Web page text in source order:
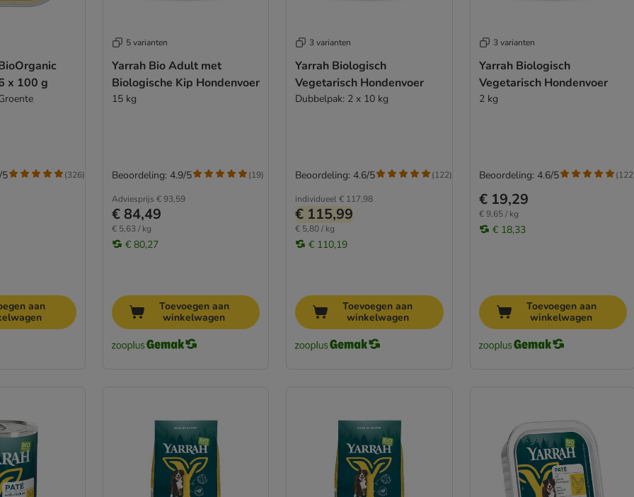
x 100 g
5 (326)
aan
5 varianten
Yarrah Bio Adult met
Biologische Kip Hondenvoer
15 kg
Adviesprijs € 93,59
€ 84,49
€ 5,63 / kg
€ 80,27
Beoordeling: 4.9/5 (19)
Toevoegen aan
winkelwagen
3 varianten
Yarrah Biologisch
Vegetarisch Hondenvoer
Dubbelpak: 2 x 10 kg
individueel€ 117,98
€ 115,99
€ 5,80 / kg
€ 110,19
Beoordeling: 4.6/5 (122)
Toevoegen aan
winkelwagen
3 varianten
Yarrah Biologisch
Vegetarisch Hondenvoer
2 kg
€ 19,29
€ 9,65 / kg
€ 18,33
Beoordeling: 4.6/5 (122
Toevoegen aan
winkelwagen